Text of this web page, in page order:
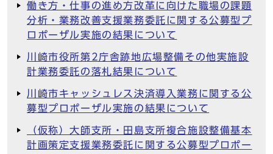
働き方・仕事の進め方改革に向けた職場の課題
分析・業務改善支援業務委託に関する公募型プ
ロポーザル実施の結果について
川崎市役所第2庁舎跡地広場整備その他実施設
計業務委託の落札結果について
川崎市キャッシュレス決済導入業務に関する公
募型プロポーザル実施の結果について
（仮称）大師支所・田島支所複合施設整備基本
計画策定支援業務委託に関する公募型プロポー